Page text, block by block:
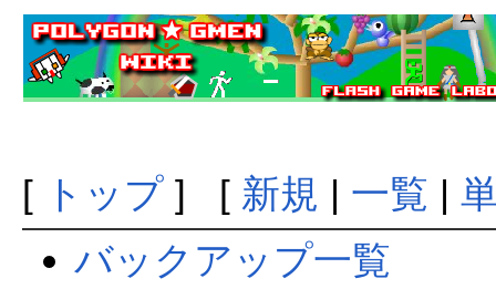
[ トップ] [ 新規 | 一覧 |
バックアップ一覧